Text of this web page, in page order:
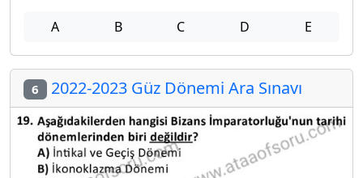
A B C D E
6 2022-2023 Güz Dönemi Ara Sınavı